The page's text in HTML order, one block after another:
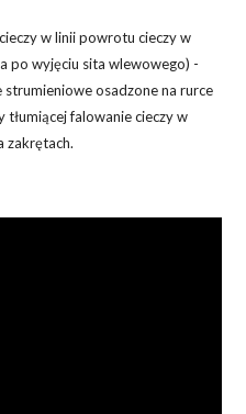
w linii powrotu cieczy w
po wyjęciu sita wlewowego) -
osadzone na rurce
falowanie cieczy w
zakrętach.